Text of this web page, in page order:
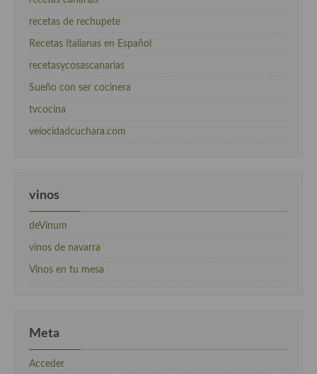
recetas de rechupete
Recetas Italianas en Español
recetasycosascanarias
Sueño con ser cocinera
tvcocina
velocidadcuchara.com
vinos
deVinum
vinos de navarra
Vinos en tu mesa
Meta
Acceder